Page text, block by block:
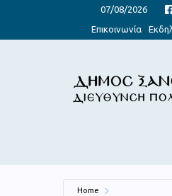
07/08/2026
Επικοινωνία
Home